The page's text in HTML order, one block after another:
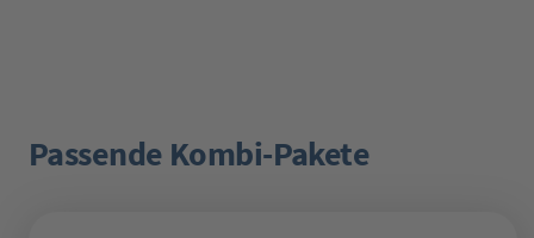
Produktgalerie überspringen
Passende Kombi-Pakete